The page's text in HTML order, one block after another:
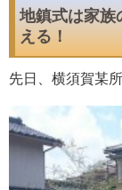
地鎮式は家族
える！
先日、横須賀某